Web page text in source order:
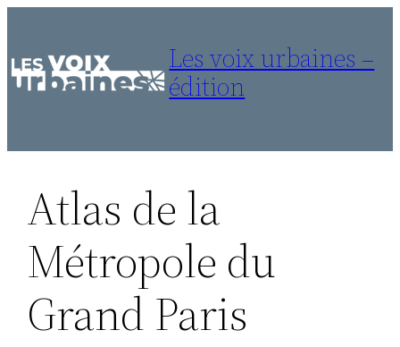
contenu
Les voix urbaines –
édition
Atlas de la
Métropole du
Grand Paris